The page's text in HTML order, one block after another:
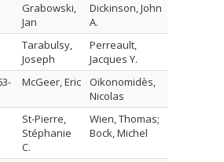
Grabowski,
Jan
Dickinson, John
A.
Tarabulsy,
Joseph
Perreault,
Jacques Y.
McGeer, Eric
Oikonomidès,
Nicolas
St-Pierre,
Stéphanie
C.
Wien, Thomas;
Bock, Michel